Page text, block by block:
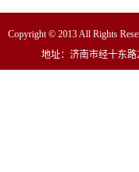
Copyright © 2013 All Rights
地址：济南市经十东路